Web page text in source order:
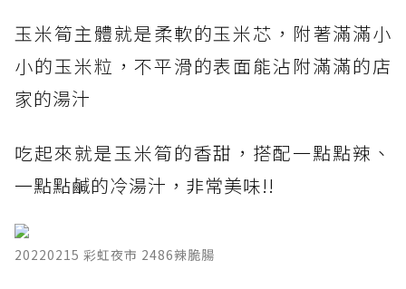
玉米筍主體就是柔軟的玉米芯，附著滿滿小
小的玉米粒，不平滑的表面能沾附滿滿的店
家的湯汁
吃起來就是玉米筍的香甜，搭配一點點辣、
一點點鹹的冷湯汁，非常美味!!
20220215 彩虹夜市 2486辣脆腸